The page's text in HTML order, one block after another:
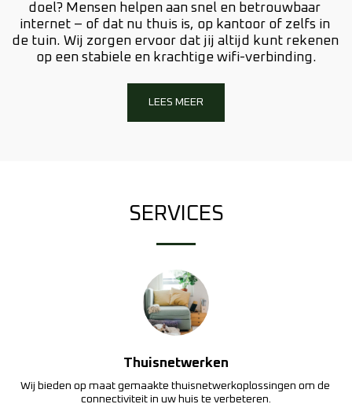
doel? Mensen helpen aan snel en betrouwbaar
internet – of dat nu thuis is, op kantoor of zelfs in
de tuin. Wij zorgen ervoor dat jij altijd kunt rekenen
op een stabiele en krachtige wifi-verbinding.
LEES MEER
SERVICES
Thuisnetwerken
Wij bieden op maat gemaakte thuisnetwerkoplossingen om de
connectiviteit in uw huis te verbeteren.